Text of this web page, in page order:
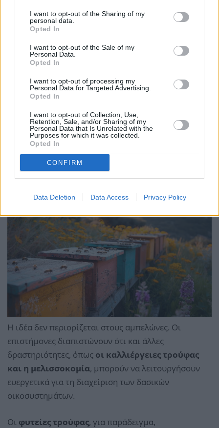
I want to opt-out of the Sharing of my
personal data.
Opted In
I want to opt-out of the Sale of my
Personal Data.
Opted In
I want to opt-out of processing my
Personal Data for Targeted Advertising.
Opted In
I want to opt-out of Collection, Use,
Retention, Sale, and/or Sharing of my
Personal Data that Is Unrelated with the
Purposes for which it was collected.
Opted In
CONFIRM
Data Deletion Data Access Privacy Policy
Η ιδέα δεν περιορίζεται στους αμπελώνες. Οι
επιστήμονες διαπιστώνουν ότι και άλλες
δραστηριότητες, όπως οι καλλιέργειες τρούφας
και η μελισσοκομία, μπορούν να λειτουργήσουν
ευεργετικά για τη διαχείριση των δασικών
οικοσυστημάτων.
Οι φυτείες τρούφας, για παράδειγμα,